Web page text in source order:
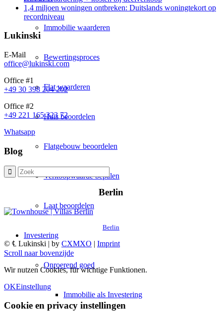
Immobilie waarderen
Bewertingsproces
Flat waarderen
Huis beoordelen
Flatgebouw beoordelen
Verkoopwaarde bepalen
Laat beoordelen
Investering
Onroerend goed
Immobilie als Investering
1,4 miljoen woningen ontbreken: Duitslands woningtekort op
recordniveau
Lukinski
E-Mail
office@lukinski.com
Office #1
+49 30 398 204 202
Office #2
+49 221 165 323 72
Whatsapp
Blog
Berlin
Berlin
© ℄ Lukinski | by CXMXO | Imprint
Scroll naar bovenzijde
Wir nutzen Cookies, für wichtige Funktionen.
OKEinstellung
Cookie en privacy instellingen